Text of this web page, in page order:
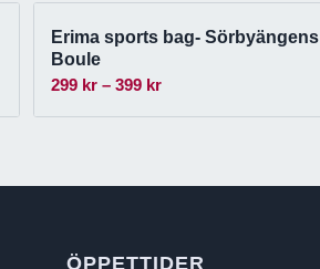
Erima sports bag- Sörbyängens
Boule
299 kr – 399 krPrisintervall:
ÖPPETTIDER